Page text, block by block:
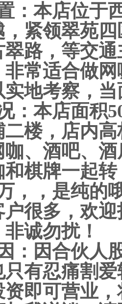
：本店位于
紧领翠苑
路，等交
非常适合做
地考察，
：本店面积
二楼，店内
、酒吧、
和棋牌一起
，，是纯的
很多，欢
诚勿扰！
：因合伙人
有忍痛割
即可营业